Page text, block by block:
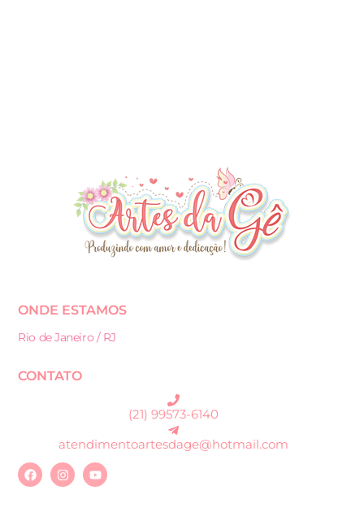
ONDE ESTAMOS
Rio de Janeiro / RJ
CONTATO
(21) 99573-6140
atendimentoartesdage@hotmail.com